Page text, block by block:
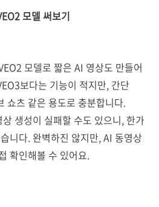
모델 써보기
모델로 짧은 AI 영상도 만들어
보다는 기능이 적지만, 간단
쇼츠 같은 용도로 충분합니다.
생성이 실패할 수도 있으니, 한가
니다. 완벽하진 않지만, AI 동영상
확인해볼 수 있어요.